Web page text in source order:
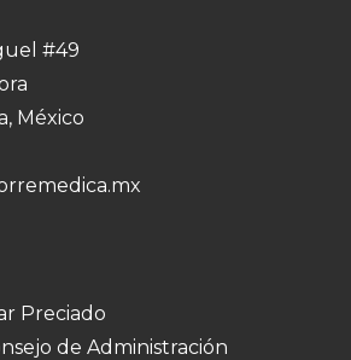
#49
México
Preciado
de Administración